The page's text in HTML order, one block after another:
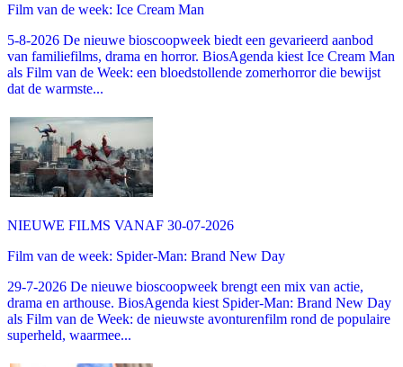
Film van de week: Ice Cream Man
5-8-2026 De nieuwe bioscoopweek biedt een gevarieerd aanbod
van familiefilms, drama en horror. BiosAgenda kiest Ice Cream Man
als Film van de Week: een bloedstollende zomerhorror die bewijst
dat de warmste...
NIEUWE FILMS VANAF 30-07-2026
Film van de week: Spider-Man: Brand New Day
29-7-2026 De nieuwe bioscoopweek brengt een mix van actie,
drama en arthouse. BiosAgenda kiest Spider-Man: Brand New Day
als Film van de Week: de nieuwste avonturenfilm rond de populaire
superheld, waarmee...